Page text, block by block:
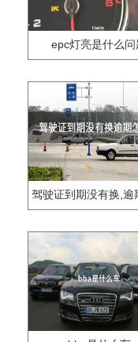
epc灯亮是什么问